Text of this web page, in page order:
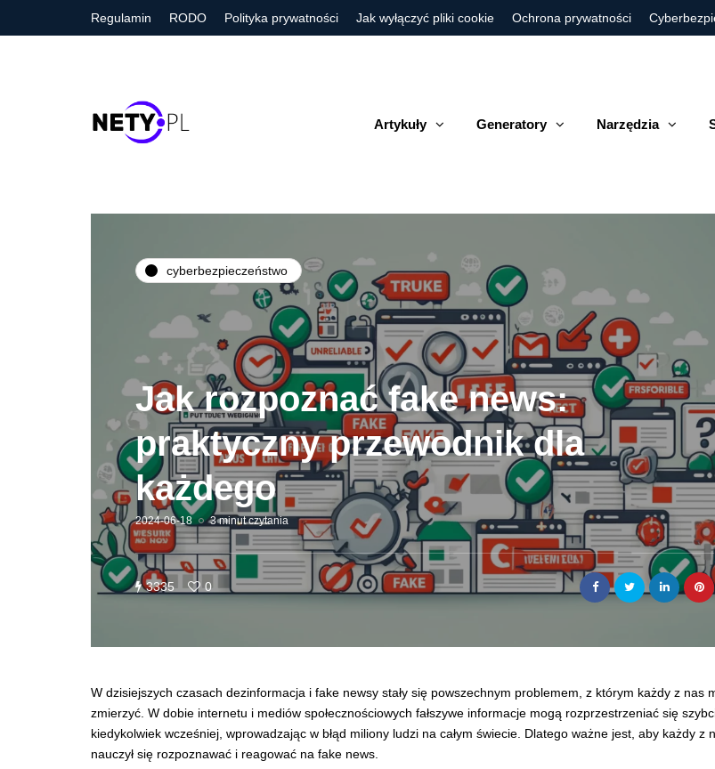
Regulamin RODO Polityka prywatności Jak wyłączyć pliki cookie Ochrona prywatności
Artykuły Generatory Narzędzia
cyberbezpieczeństwo
Jak rozpoznać fake news:
praktyczny przewodnik dla
każdego
2024-06-18 3 minut czytania
3335 0
W dzisiejszych czasach dezinformacja i fake newsy stały się powszechnym problemem, z którym każdy z nas
zmierzyć. W dobie internetu i mediów społecznościowych fałszywe informacje mogą rozprzestrzeniać się
kiedykolwiek wcześniej, wprowadzając w błąd miliony ludzi na całym świecie. Dlatego ważne jest, aby każdy z
nauczył się rozpoznawać i reagować na fake news.